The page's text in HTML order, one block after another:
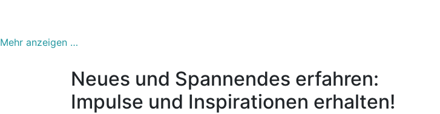
Mehr anzeigen …
Neues und Spannendes erfahren:
Impulse und Inspirationen erhalten!